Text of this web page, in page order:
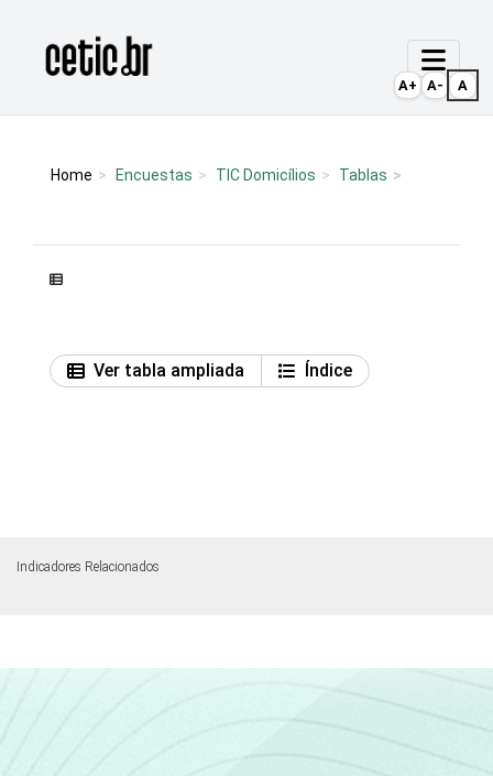
Página inicial
Home Encuestas TIC Domicílios Tablas
Ver tabla ampliada Índice
Indicadores Relacionados
A+ A- A